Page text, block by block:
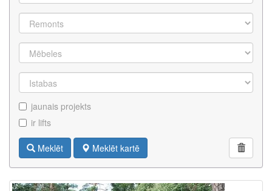
jaunais projekts
ir lifts
Meklēt Meklēt kartē